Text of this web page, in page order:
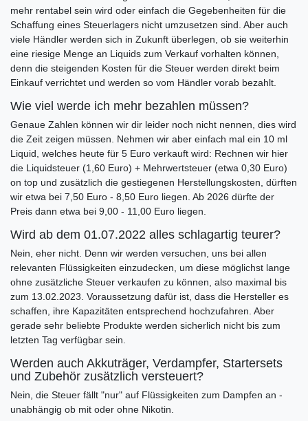
mehr rentabel sein wird oder einfach die Gegebenheiten für die
Schaffung eines Steuerlagers nicht umzusetzen sind. Aber auch
viele Händler werden sich in Zukunft überlegen, ob sie weiterhin
eine riesige Menge an Liquids zum Verkauf vorhalten können,
denn die steigenden Kosten für die Steuer werden direkt beim
Einkauf verrichtet und werden so vom Händler vorab bezahlt.
Wie viel werde ich mehr bezahlen müssen?
Genaue Zahlen können wir dir leider noch nicht nennen, dies wird
die Zeit zeigen müssen. Nehmen wir aber einfach mal ein 10 ml
Liquid, welches heute für 5 Euro verkauft wird: Rechnen wir hier
die Liquidsteuer (1,60 Euro) + Mehrwertsteuer (etwa 0,30 Euro)
on top und zusätzlich die gestiegenen Herstellungskosten, dürften
wir etwa bei 7,50 Euro - 8,50 Euro liegen. Ab 2026 dürfte der
Preis dann etwa bei 9,00 - 11,00 Euro liegen.
Wird ab dem 01.07.2022 alles schlagartig teurer?
Nein, eher nicht. Denn wir werden versuchen, uns bei allen
relevanten Flüssigkeiten einzudecken, um diese möglichst lange
ohne zusätzliche Steuer verkaufen zu können, also maximal bis
zum 13.02.2023. Voraussetzung dafür ist, dass die Hersteller es
schaffen, ihre Kapazitäten entsprechend hochzufahren. Aber
gerade sehr beliebte Produkte werden sicherlich nicht bis zum
letzten Tag verfügbar sein.
Werden auch Akkuträger, Verdampfer, Startersets
und Zubehör zusätzlich versteuert?
Nein, die Steuer fällt "nur" auf Flüssigkeiten zum Dampfen an -
unabhängig ob mit oder ohne Nikotin.